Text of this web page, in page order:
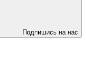
Подпишись на нас